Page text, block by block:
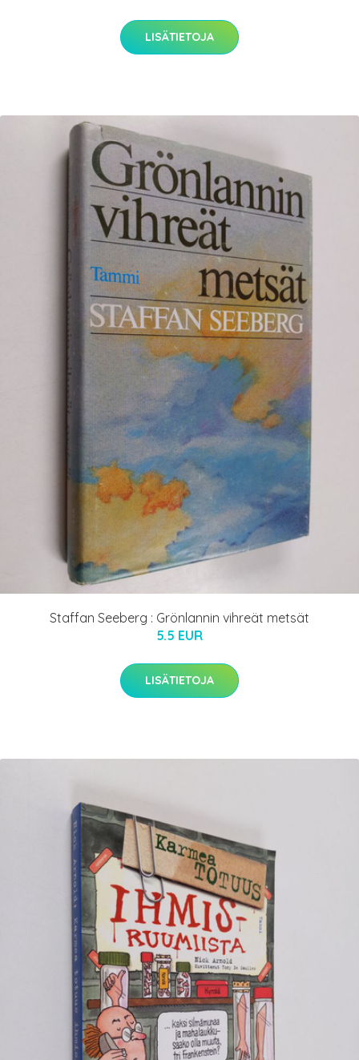
LISÄTIETOJA
Staffan Seeberg : Grönlannin vihreät metsät
5.5 EUR
LISÄTIETOJA